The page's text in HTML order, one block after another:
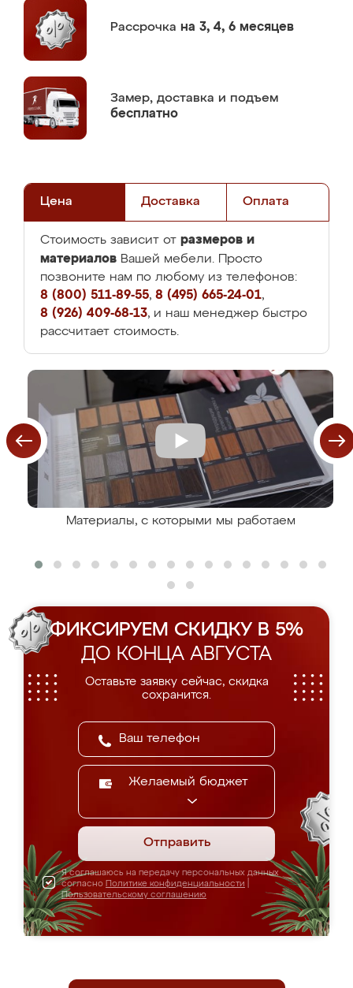
Рассрочка на 3, 4, 6 месяцев
Замер, доставка и подъем
бесплатно
Цена Доставка Оплата
Стоимость зависит от размеров и
материалов Вашей мебели. Просто
позвоните нам по любому из телефонов:
8 (800) 511-89-55, 8 (495) 665-24-01,
8 (926) 409-68-13, и наш менеджер быстро
рассчитает стоимость.
Материалы, с которыми мы работаем
ФИКСИРУЕМ СКИДКУ В 5%
ДО КОНЦА АВГУСТА
Оставьте заявку сейчас, скидка
сохранится.
Желаемый бюджет
Отправить
Я соглашаюсь на передачу персональных данных
согласно Политике конфиденциальности
Пользовательскому соглашению